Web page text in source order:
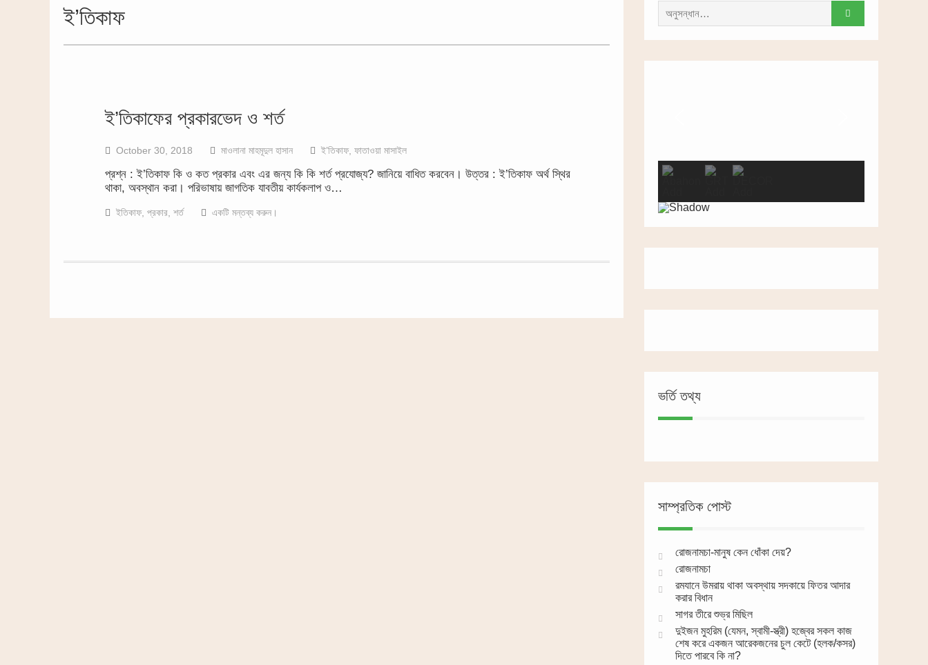
ই’তিকাফ
ই’তিকাফের প্রকারভেদ ও শর্ত
October 30, 2018 মাওলানা মাহমূদুল হাসান ই’তিকাফ, ফাতাওয়া মাসাইল
প্রশ্ন : ই’তিকাফ কি ও কত প্রকার এবং এর জন্য কি কি শর্ত প্রযোজ্য? জানিয়ে বাধিত করবেন। উত্তর : ই’তিকাফ অর্থ স্থির
থাকা, অবস্থান করা। পরিভাষায় জাগতিক যাবতীয় কার্যকলাপ ও…
ইতিকাফ, প্রকার শর্ত একটি মন্তব্য করুন।
করাঃ
ভর্তি তথ্য
সাম্প্রতিক পোস্ট
রোজনামচা-মানুষ কেন ধোঁকা দেয়?
রোজনামচা
রমযানে উমরায় থাকা অবস্থায় সদকায়ে ফিতর আদার
করার বিধান
সাগর তীরে শুভ্র মিছিল
দুইজন মুহরিম (যেমন, স্বামী-স্ত্রী) হজ্বের সকল কাজ
শেষ করে একজন আরেকজনের চুল কেটে (হলক/কসর)
দিতে পারবে কি না?